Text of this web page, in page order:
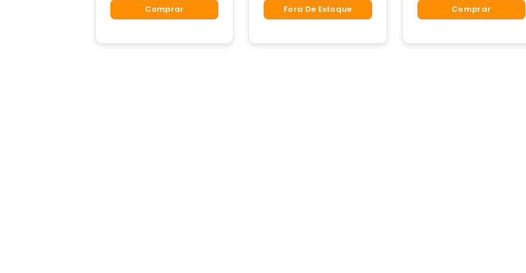
Comprar Fora De Estoque Comprar